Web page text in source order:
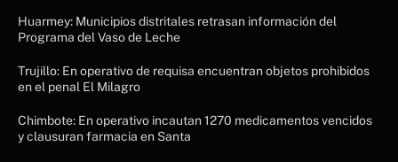
Huarmey: Municipios distritales retrasan información del
Programa del Vaso de Leche
Trujillo: En operativo de requisa encuentran objetos prohibidos
en el penal El Milagro
Chimbote: En operativo incautan 1270 medicamentos vencidos
y clausuran farmacia en Santa